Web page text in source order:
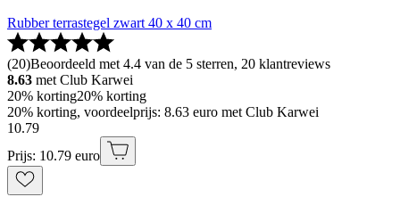
Rubber terrastegel zwart 40 x 40 cm
(20)Beoordeeld met 4.4 van de 5 sterren, 20 klantreviews
8.63 met Club Karwei
20% korting20% korting
20% korting, voordeelprijs: 8.63 euro met Club Karwei
10.79
Prijs: 10.79 euro